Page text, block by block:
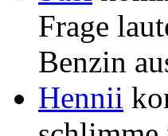
Frage
Benzin
Hennii